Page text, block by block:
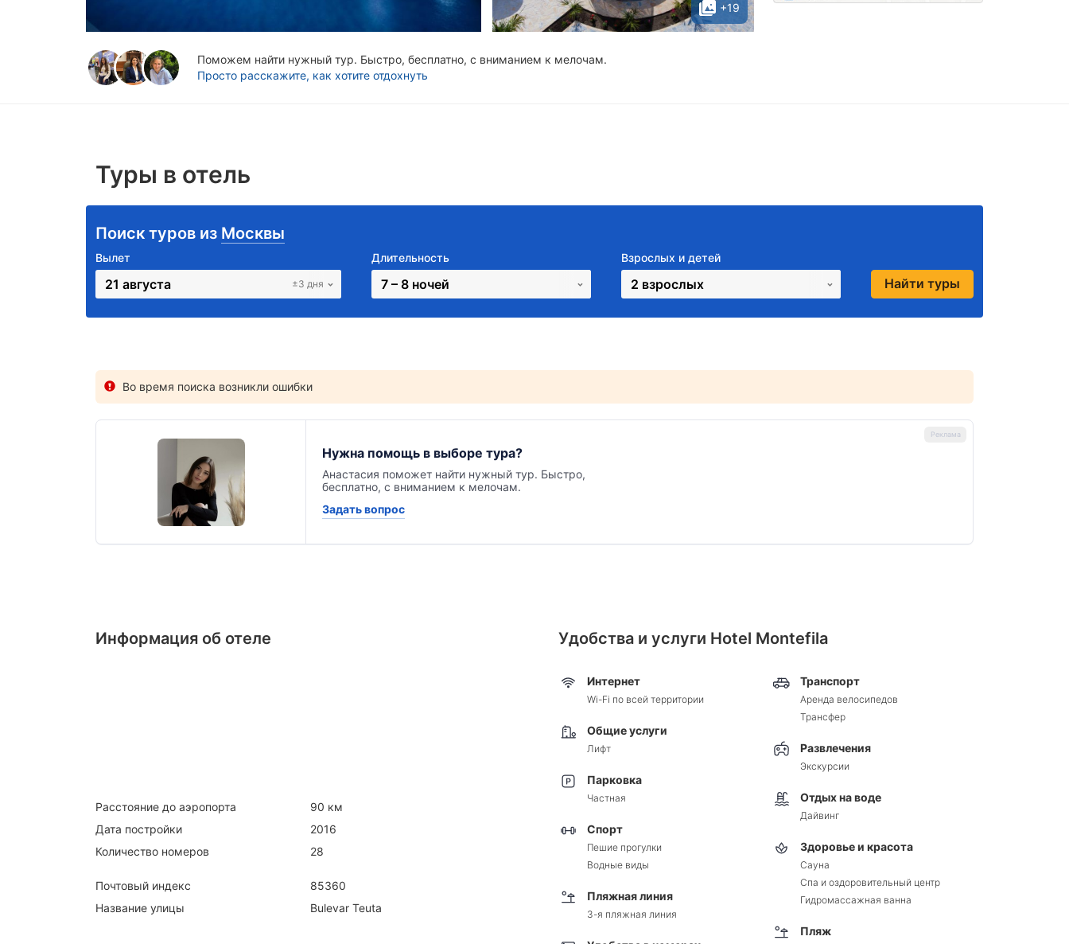
+19
Поможем найти нужный тур. Быстро, бесплатно, с вниманием к мелочам.
Просто расскажите, как хотите отдохнуть
Туры в отель
Поиск туров из Москвы
Вылет
21 августа ±3 дня
Длительность
7 – 8 ночей
Взрослых и детей
2 взрослых Найти туры
Во время поиска возникли ошибки
Нужна помощь в выборе тура?
Анастасия поможет найти нужный тур. Быстро,
бесплатно, с вниманием к мелочам.
Задать вопрос
Информация об отеле
Расстояние до аэропорта
90 км
Дата постройки
2016
Количество номеров
28
Почтовый индекс
85360
Название улицы
Bulevar Teuta
Удобства и услуги Hotel Montefila
Интернет
Wi-Fi по всей территории
Общие услуги
Лифт
Парковка
Частная
Спорт
Пешие прогулки
Водные виды
Пляжная линия
3-я пляжная линия
Транспорт
Аренда велосипедов
Трансфер
Развлечения
Экскурсии
Отдых на воде
Дайвинг
Здоровье и красота
Сауна
Спа и оздоровительный центр
Гидромассажная ванна
Пляж